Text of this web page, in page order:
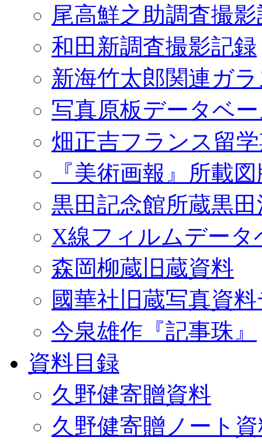
尾高鮮之助調査撮
和田新調査撮影記録
新海竹太郎関連ガ
写真原板データベ
畑正吉フランス留
『美術画報』所載
黒田記念館所蔵黒
X線フィルムデータ
森岡柳蔵旧蔵資料
國華社旧蔵写真資
今泉雄作『記事珠』
資料目録
久野健寄贈資料
久野健寄贈ノート